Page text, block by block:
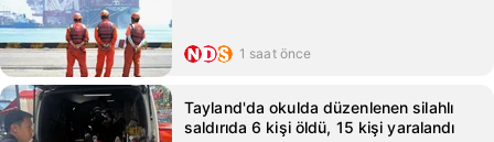
1 saat önce
Tayland'da okulda düzenlenen silahlı
saldırıda 6 kişi öldü, 15 kişi yaralandı